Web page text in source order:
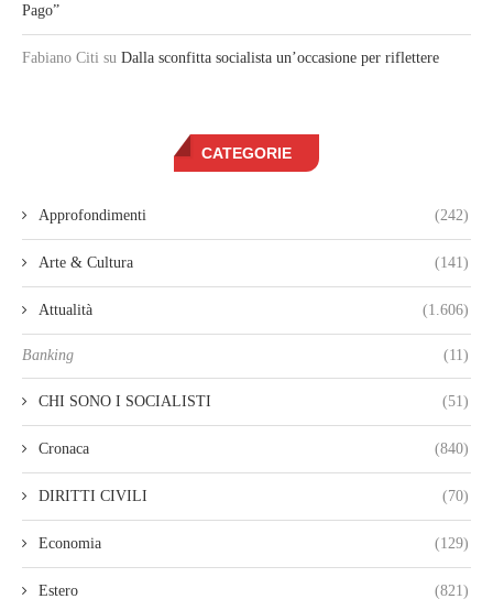
Pago”
Fabiano Citi su Dalla sconfitta socialista un’occasione per riflettere
CATEGORIE
Approfondimenti (242)
Arte & Cultura (141)
Attualità (1.606)
Banking (11)
CHI SONO I SOCIALISTI (51)
Cronaca (840)
DIRITTI CIVILI (70)
Economia (129)
Estero (821)